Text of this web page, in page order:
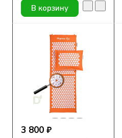
В корзину
3 800 ₽